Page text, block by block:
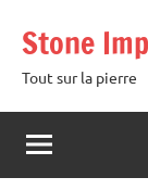
contenu
Stone
Tout sur la pierre